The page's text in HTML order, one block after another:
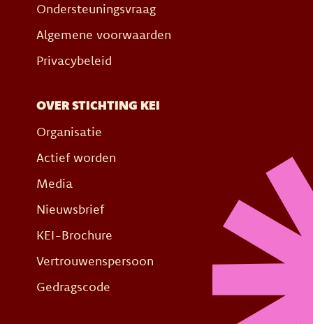
Ondersteuningsvraag
Algemene voorwaarden
Privacybeleid
OVER STICHTING KEI
Organisatie
Actief worden
Media
Nieuwsbrief
KEI-Brochure
Vertrouwenspersoon
Gedragscode